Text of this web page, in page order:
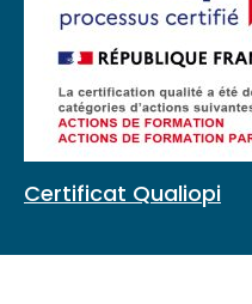
Certificat Qualiopi